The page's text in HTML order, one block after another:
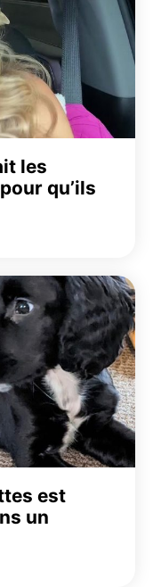
les
qu’ils
est
un